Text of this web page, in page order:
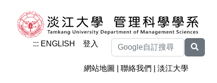
::: ENGLISH 登入
網站地圖 |聯絡我們 |淡江大學